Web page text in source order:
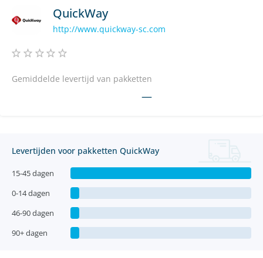
QuickWay
http://www.quickway-sc.com
Gemiddelde levertijd van pakketten
—
Levertijden voor pakketten QuickWay
15-45 dagen
0-14 dagen
46-90 dagen
90+ dagen